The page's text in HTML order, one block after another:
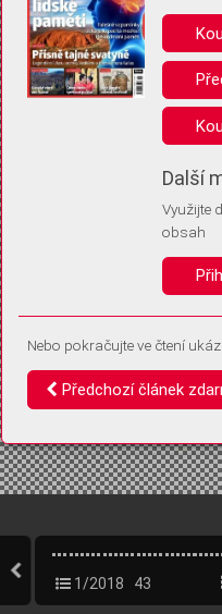
Pro základní fungování webu
(tzv. cookies apod.). Rádi
uložením volitelných informací:
Anonymní unikátní ID
Díky němu příště poznáme, že
Identifikátor je zcela anonymní.
Vaše souhlasy a odmítnutí si
vás už příště znovu neptali.
1/2018 43
Další
Využijte
obsah
Nebo pokračujte ve čtení
Předchozí článek